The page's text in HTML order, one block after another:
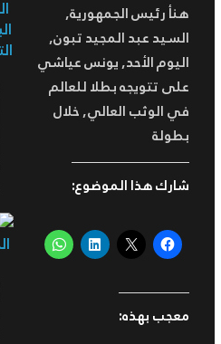
هنأ رئيس الجمهورية,
السيد عبد المجيد تبون,
اليوم الأحد, يونس عياشي
على تتويجه بطلا للعالم
في الوثب العالي, خلال
بطولة
شارك هذا الموضوع:
معجب بهذه: